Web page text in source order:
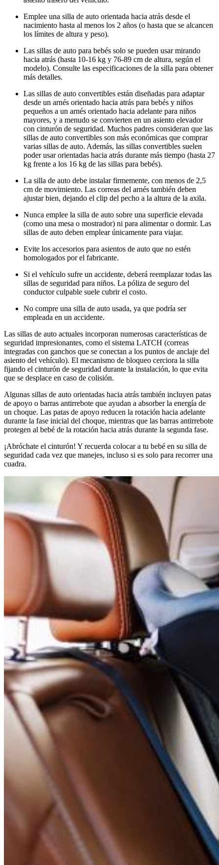
Emplee una silla de auto orientada hacia atrás desde el
nacimiento hasta al menos los 2 años (o hasta que se alcancen
los límites de altura y peso).
Las sillas de auto para bebés solo se pueden usar mirando
hacia atrás (hasta 10-16 kg y 76-89 cm de altura, según el
modelo). Consulte las especificaciones de la silla para obtener
más detalles.
Las sillas de auto convertibles están diseñadas para adaptar
desde un arnés orientado hacia atrás para bebés y niños
pequeños a un arnés orientado hacia adelante para niños
mayores, y a menudo se convierten en un asiento elevador
con cinturón de seguridad. Muchos padres consideran que las
sillas de auto convertibles son más económicas que comprar
varias sillas de auto. Además, las sillas convertibles suelen
poder usar orientadas hacia atrás durante más tiempo (hasta 27
kg frente a los 16 kg de las sillas para bebés).
La silla de auto debe instalar firmemente, con menos de 2,5
cm de movimiento. Las correas del arnés también deben
ajustar bien, dejando el clip del pecho a la altura de la axila.
Nunca emplee la silla de auto sobre una superficie elevada
(como una mesa o mostrador) ni para alimentar o dormir. Las
sillas de auto deben emplear únicamente para viajar.
Evite los accesorios para asientos de auto que no estén
homologados por el fabricante.
Si el vehículo sufre un accidente, deberá reemplazar todas las
sillas de seguridad para niños. La póliza de seguro del
conductor culpable suele cubrir el costo.
No compre una silla de auto usada, ya que podría ser
empleada en un accidente.
Las sillas de auto actuales incorporan numerosas características de
seguridad impresionantes, como el sistema LATCH (correas
integradas con ganchos que se conectan a los puntos de anclaje del
asiento del vehículo). El mecanismo de bloqueo cerciora la silla
fijando el cinturón de seguridad durante la instalación, lo que evita
que se desplace en caso de colisión.
Algunas sillas de auto orientadas hacia atrás también incluyen patas
de apoyo o barras antirrebote que ayudan a absorber la energía de
un choque. Las patas de apoyo reducen la rotación hacia adelante
durante la fase inicial del choque, mientras que las barras antirrebote
protegen al bebé de la rotación hacia atrás durante la segunda fase.
¡Abróchate el cinturón! Y recuerda colocar a tu bebé en su silla de
seguridad cada vez que manejes, incluso si es solo para recorrer una
cuadra.